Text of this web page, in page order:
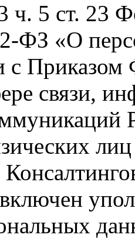
ч. 5 ст. 23
ФЗ «О
с
связи,
включен